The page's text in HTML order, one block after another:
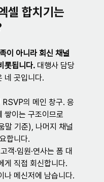
셀 합치기는
이 아니라 회신 채널
롯됩니다. 대행사 담당
네 곳입니다.
의 메인 창구. 응
쌓이는 구조이므로
기준), 나머지 채널
합니다.
·임원·연사는 폼 대
게 직접 회신합니다.
나 메신저에 남습니다.